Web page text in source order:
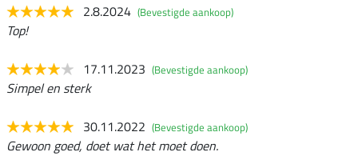
2.8.2024 (Bevestigde aankoop)
Top!
17.11.2023 (Bevestigde aankoop)
Simpel en sterk
30.11.2022 (Bevestigde aankoop)
Gewoon goed, doet wat het moet doen.